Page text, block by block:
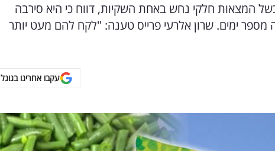
המצאות חלקי נחש באחת השקיות, דווח כי היא סירבה
מספר ימים. שרון אלרעי פרייס טענה: "לקח להם מעט יותר
עקבו אחרינו בגוגל